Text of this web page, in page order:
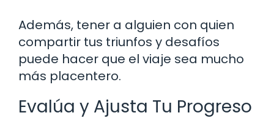
Además, tener a alguien con quien
compartir tus triunfos y desafíos
puede hacer que el viaje sea mucho
más placentero.
Evalúa y Ajusta Tu Progreso